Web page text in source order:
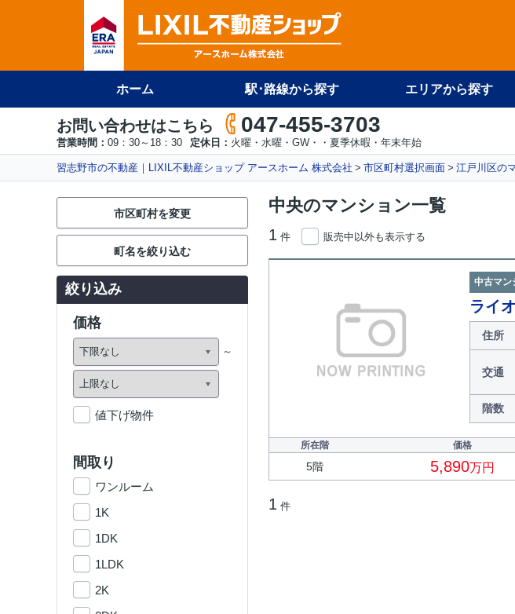
ホーム 駅･路線から探す エリアから探す
お問い合わせはこちら 047-455-3703
営業時間： 09：30～18：30 定休日： 火曜・水曜・GW・・夏季休暇・年末年始
習志野市の不動産｜LIXIL不動産ショップ アースホーム 株式会社 市区町村選択画面 江戸川区の
中央のマンション一覧
1 件 販売中以外も表示する
中古マン
ライ
住所
交通
階数
所在階 価格
5階 5,890万円
1 件
市区町村を変更
町名を絞り込む
絞り込み
価格
値下げ物件
間取り
ワンルーム
1K
1DK
1LDK
2K